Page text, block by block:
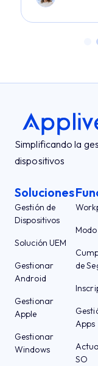
Simplificando la
dispositivos
Soluciones
Gestión de
Dispositivos
Solución UEM
Gestionar
Android
Gestionar
Apple
Gestionar
Windows
de
Apps
SO